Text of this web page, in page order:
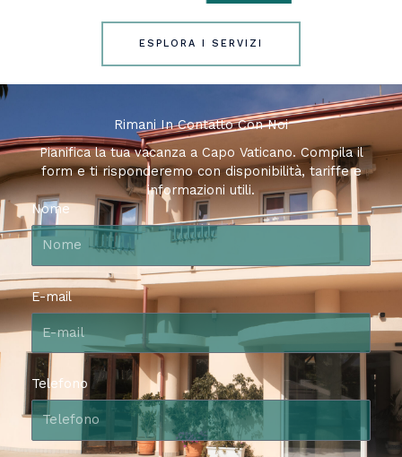
ESPLORA I SERVIZI
Rimani In Contatto Con Noi
Pianifica la tua vacanza a Capo Vaticano. Compila il
form e ti risponderemo con disponibilità, tariffe e
informazioni utili.
Nome
E-mail
Telefono